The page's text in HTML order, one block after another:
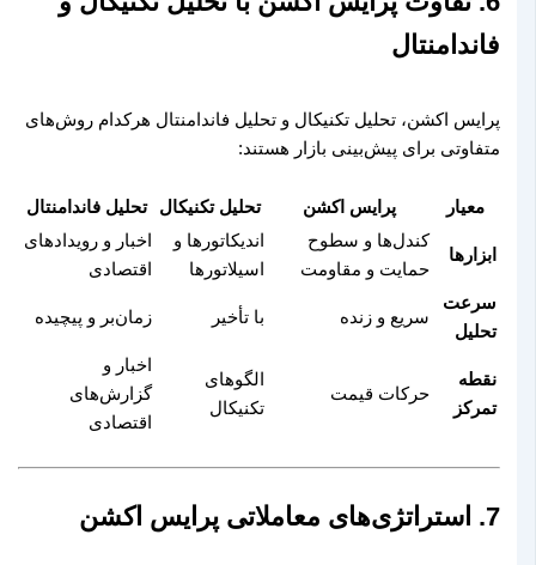
فاندامنتال
پرایس اکشن، تحلیل تکنیکال و تحلیل فاندامنتال هرکدام روش‌های
متفاوتی برای پیش‌بینی بازار هستند:
معیار پرایس اکشن تحلیل تکنیکال تحلیل فاندامنتال
ابزارها
کندل‌ها و سطوح
حمایت و مقاومت
اندیکاتورها و
اسیلاتورها
اخبار و رویدادهای
اقتصادی
سرعت
تحلیل
سریع و زنده با تأخیر زمان‌بر و پیچیده
نقطه
تمرکز
حرکات قیمت
الگوهای
تکنیکال
اخبار و
گزارش‌های
اقتصادی
7. استراتژی‌های معاملاتی پرایس اکشن